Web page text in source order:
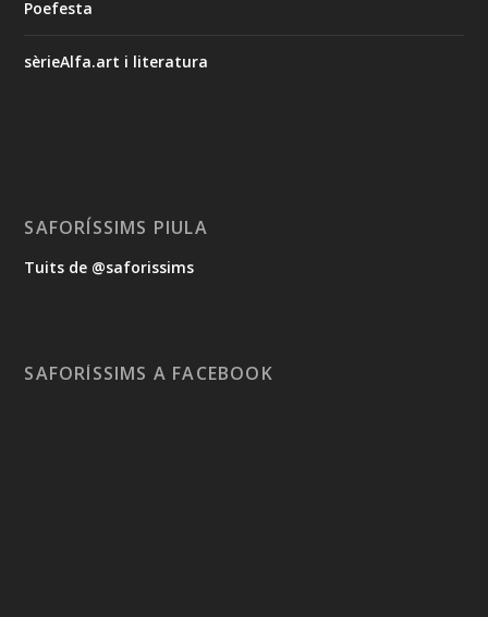
Poefesta
sèrieAlfa.art i literatura
SAFORÍSSIMS PIULA
Tuits de @saforissims
SAFORÍSSIMS A FACEBOOK